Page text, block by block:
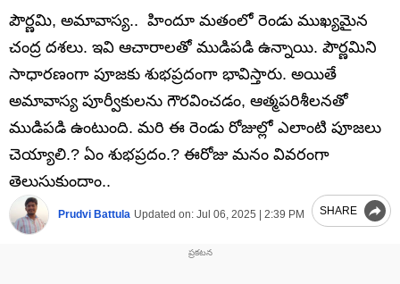
పౌర్ణమి, అమావాస్య.. హిందూ మతంలో రెండు ముఖ్యమైన
చంద్ర దశలు. ఇవి ఆచారాలతో ముడిపడి ఉన్నాయి. పౌర్ణమిని
సాధారణంగా పూజకు శుభప్రదంగా భావిస్తారు. అయితే
అమావాస్య పూర్వీకులను గౌరవించడం, ఆత్మపరిశీలనతో
ముడిపడి ఉంటుంది. మరి ఈ రెండు రోజుల్లో ఎలాంటి పూజలు
చెయ్యాలి.? ఏం శుభప్రదం.? ఈరోజు మనం వివరంగా
తెలుసుకుందాం..
Prudvi Battula Updated on: Jul 06, 2025 | 2:39 PM SHARE